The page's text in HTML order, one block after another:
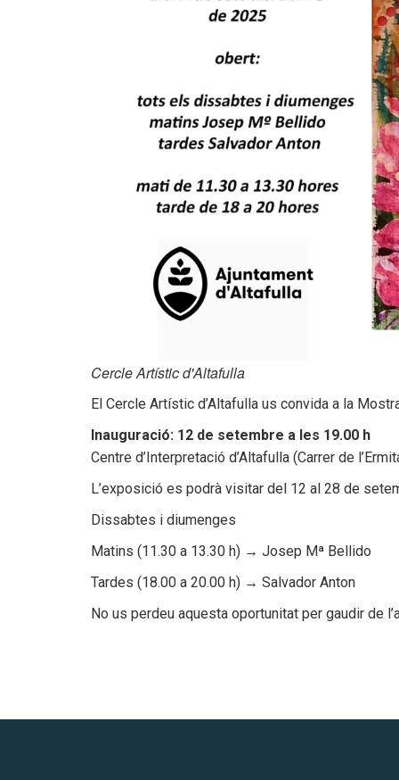
Cercle Artístic d'Altafulla
El Cercle Artístic d’Altafulla us convida a la
Inauguració: 12 de setembre a les 19.00 h
Centre d’Interpretació d’Altafulla (Carrer de
L’exposició es podrà visitar del 12 al 28 de
Dissabtes i diumenges
Matins (11.30 a 13.30 h) → Josep Mª Bellido
Tardes (18.00 a 20.00 h) → Salvador Anton
No us perdeu aquesta oportunitat per gaudir de